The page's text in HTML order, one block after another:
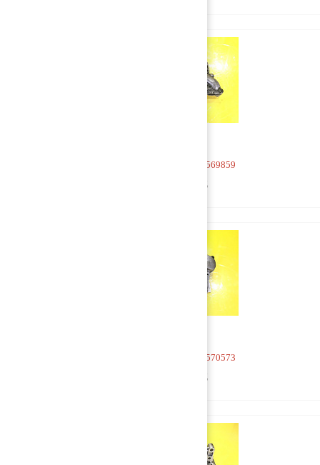
Насос масляный 20569859
3 500 руб
Насос масляный 20570573
5 000 руб